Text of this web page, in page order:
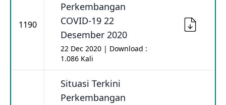
1190
Perkembangan
COVID-19 22
Desember 2020
22 Dec 2020 | Download :
1.086 Kali
Situasi Terkini
Perkembangan